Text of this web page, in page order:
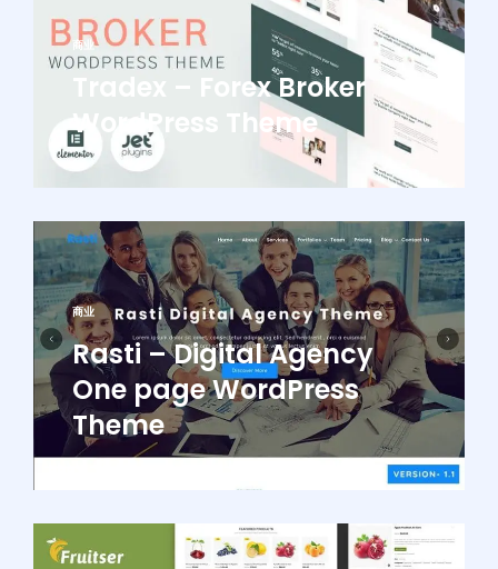
商业
Tradex – Forex Broker
WordPress Theme
商业
Rasti – Digital Agency
One page WordPress
Theme